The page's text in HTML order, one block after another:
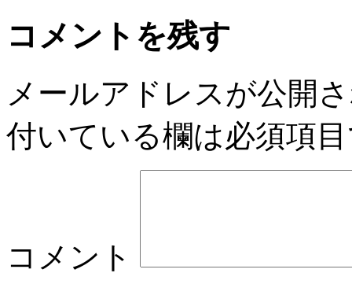
コメントを残す
メールアドレスが公開
付いている欄は必須項
コメント